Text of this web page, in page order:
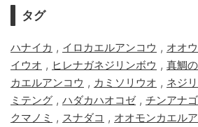
タグ
ハナイカ , イロカエルアンコウ , オオ
イウオ , ヒレナガネジリンボウ , 真鯛
カエルアンコウ , カミソリウオ , ネジ
ミテング , ハダカハオコゼ, チンアナゴ
クマノミ , スナダコ , オオモンカエル